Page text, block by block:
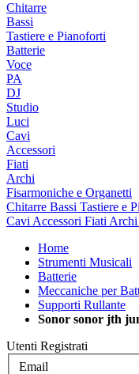
Chitarre
Bassi
Tastiere e Pianoforti
Batterie
Voce
PA
DJ
Studio
Luci
Cavi
Accessori
Fiati
Archi
Fisarmoniche e Organetti
Chitarre Bassi Tastiere e
Cavi Accessori Fiati Archi
Home
Strumenti Musicali
Batterie
Meccaniche per
Supporti Rullante
Sonor sonor jth
Utenti Registrati
Email